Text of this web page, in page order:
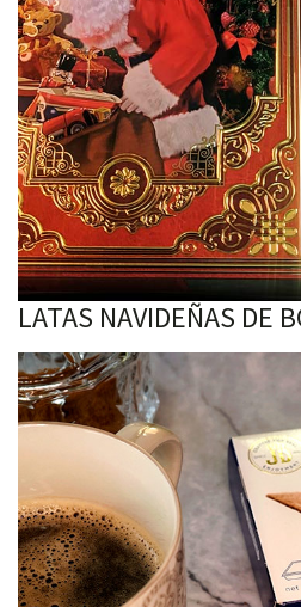
LATAS NAVIDEÑAS DE